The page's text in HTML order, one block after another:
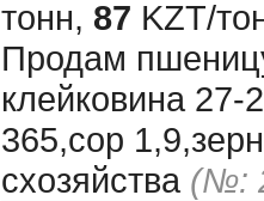
тонн, 87 KZT/
Продам
клейковина 27-
365,сор
схозяйства (№: